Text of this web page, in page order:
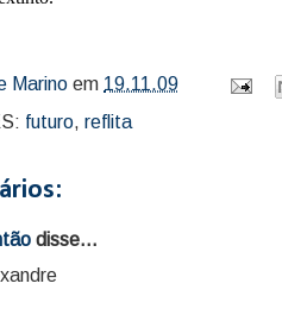
Marino em 19.11.09
futuro, reflita
disse...